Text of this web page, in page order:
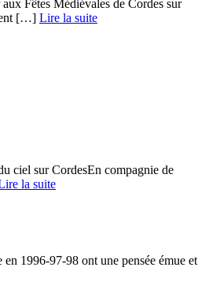
Fêtes Médiévales de Cordes sur
[…] Lire la suite
ciel sur CordesEn compagnie de
la suite
1996-97-98 ont une pensée émue et